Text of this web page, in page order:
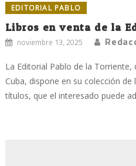
EDITORIAL PABLO
Libros en venta de la
noviembre 13, 2025
La Editorial Pablo de la
Cuba, dispone en su colección
títulos, que el interesado puede